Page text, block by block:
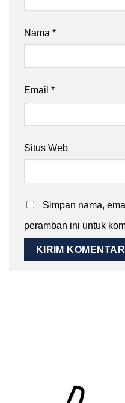
Nama *
Email *
Situs Web
Simpan nama,
peramban ini untuk